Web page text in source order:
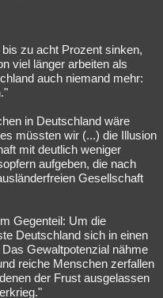
zu acht Prozent sinken,
viel länger arbeiten als
auch niemand mehr:
in Deutschland wäre
müssten wir (...) die Illusion
mit deutlich weniger
aufgeben, die nach
Gesellschaft
Gegenteil: Um die
Deutschland sich in einen
Gewaltpotenzial nähme
reiche Menschen zerfallen
der Frust ausgelassen